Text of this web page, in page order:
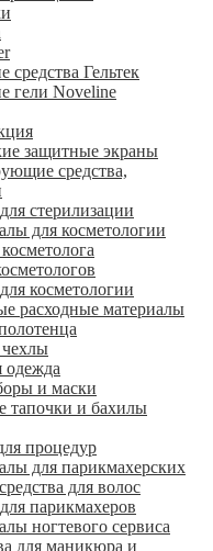
средства Гельтек
гели Noveline
защитные экраны
средства,
стерилизации
для косметологии
косметологии
расходные материалы
одежда
и маски
тапочки и бахилы
процедур
для парикмахерских
для волос
парикмахеров
ногтевого сервиса
для маникюра и